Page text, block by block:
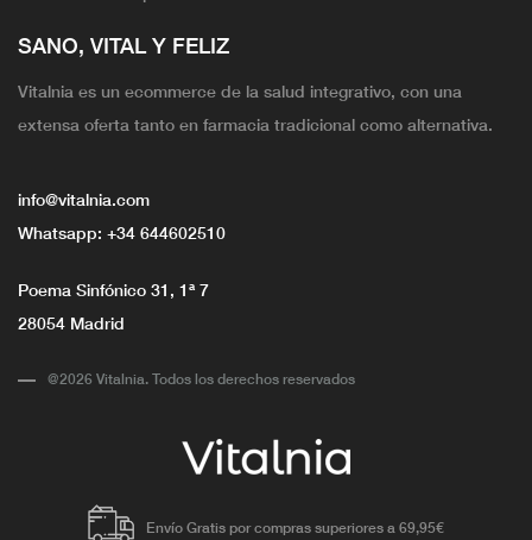
SANO, VITAL Y FELIZ
Vitalnia es un ecommerce de la salud integrativo, con una
extensa oferta tanto en farmacia tradicional como alternativa.
info@vitalnia.com
Whatsapp: +34 644602510
Poema Sinfónico 31, 1ª 7
28054 Madrid
@2026 Vitalnia. Todos los derechos reservados
Envío Gratis por compras superiores a 69,95€